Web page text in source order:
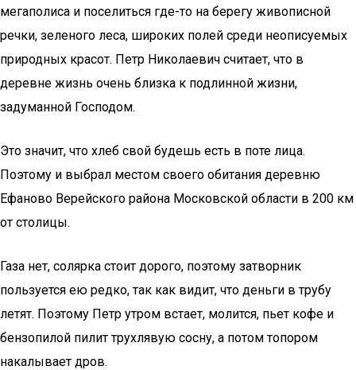
мегаполиса и поселиться где-то на берегу живописной
речки, зеленого леса, широких полей среди неописуемых
природных красот. Петр Николаевич считает, что в
деревне жизнь очень близка к подлинной жизни,
задуманной Господом.
Это значит, что хлеб свой будешь есть в поте лица.
Поэтому и выбрал местом своего обитания деревню
Ефаново Верейского района Московской области в 200 км
от столицы.
Газа нет, солярка стоит дорого, поэтому затворник
пользуется ею редко, так как видит, что деньги в трубу
летят. Поэтому Петр утром встает, молится, пьет кофе и
бензопилой пилит трухлявую сосну, а потом топором
накалывает дров.